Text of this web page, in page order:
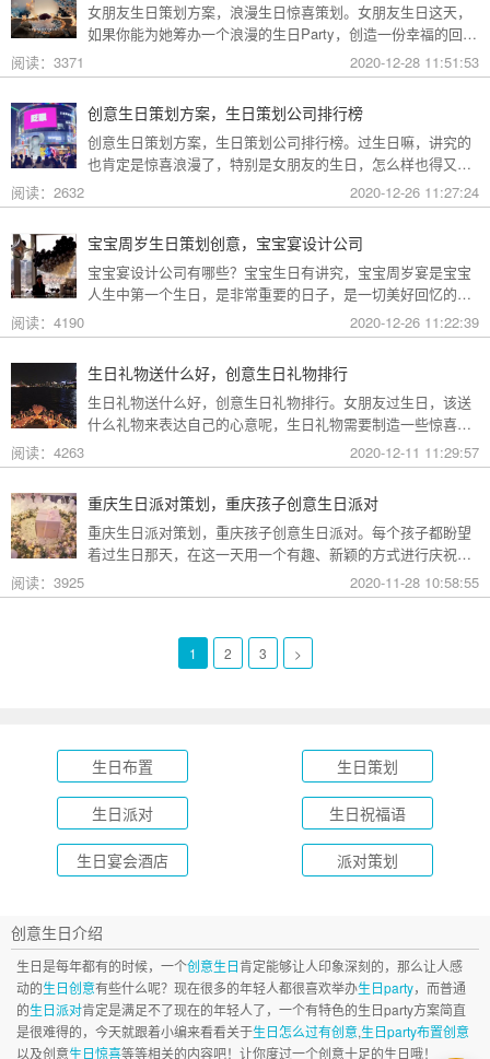
女朋友生日策划方案，浪漫生日惊喜策划。女朋友生日这天，
如果你能为她筹办一个浪漫的生日Party，创造一份幸福的回
忆。在她生日的时候让她感受到你的爱与关心，一定会非常感
动的呢，下面就来看看礼帮帮生日策划公司给大家分享的浪漫
阅读：3371 2020-12-28 11:51:53
创意生日策划方案，生日策划公司排行榜
创意生日策划方案，生日策划公司排行榜。过生日嘛，讲究的
也肯定是惊喜浪漫了，特别是女朋友的生日，怎么样也得又难
忘的瞬间。下面就跟着礼帮帮生日策划公司一起来看看有创意
的生日策划方案有哪些，生日策划公司哪家好吧。
阅读：2632 2020-12-26 11:27:24
宝宝周岁生日策划创意，宝宝宴设计公司
宝宝宴设计公司有哪些？宝宝生日有讲究，宝宝周岁宴是宝宝
人生中第一个生日，是非常重要的日子，是一切美好回忆的开
端，所以一定要引起重视。下面就来看看礼帮帮生日策划公司
给大家分享的宝宝周岁生日策划创意方案，以及宝宝宴设计公
阅读：4190 2020-12-26 11:22:39
生日礼物送什么好，创意生日礼物排行
生日礼物送什么好，创意生日礼物排行。女朋友过生日，该送
什么礼物来表达自己的心意呢，生日礼物需要制造一些惊喜，
不然就不足以让女友感动和留念，那么，送什么生日礼物比较
有创意，下面就和礼帮帮生日策划公司一起来看看创意的生日
阅读：4263 2020-12-11 11:29:57
重庆生日派对策划，重庆孩子创意生日派对
重庆生日派对策划，重庆孩子创意生日派对。每个孩子都盼望
着过生日那天，在这一天用一个有趣、新颖的方式进行庆祝，
并把孩子成长的过程记录下来，这些细节能让孩子记忆一生，
温暖着孩子今后漫长的旅途。所以下面就跟着礼帮帮重庆生日
的生日派对吧。
阅读：3925 2020-11-28 10:58:55
1 2 3 >
生日布置 生日策划
生日派对 生日祝福语
生日宴会酒店 派对策划
创意生日介绍
生日是每年都有的时候，一个创意生日肯定能够让人印象深刻的，那么让人感
动的生日创意有些什么呢？现在很多的年轻人都很喜欢举办生日party，而普通
的生日派对肯定是满足不了现在的年轻人了，一个有特色的生日party方案简直
是很难得的，今天就跟着小编来看看关于生日怎么过有创意,生日party布置创意
以及创意生日惊喜等等相关的内容吧！让你度过一个创意十足的生日哦！